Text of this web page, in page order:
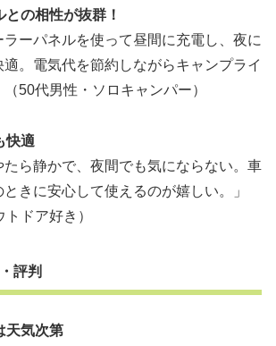
の相性が抜群！
ラーパネルを使って昼間に充電し、夜に
。電気代を節約しながらキャンプライ
50代男性・ソロキャンパー）
快適
たら静かで、夜間でも気にならない。車
きに安心して使えるのが嬉しい。」
トドア好き）
評判
天気次第